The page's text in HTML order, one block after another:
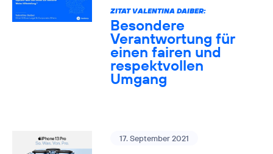
ZITAT VALENTINA DAIBER:
Besondere
Verantwortung für
einen fairen und
respektvollen
Umgang
17. September 2021